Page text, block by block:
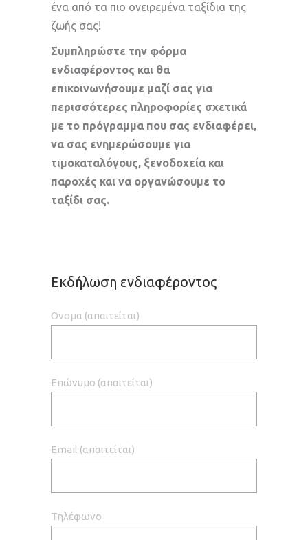
ένα από τα πιο ονειρεμένα ταξίδια της
ζωής σας!
Συμπληρώστε την φόρμα
ενδιαφέροντος και θα
επικοινωνήσουμε μαζί σας για
περισσότερες πληροφορίες σχετικά
με το πρόγραμμα που σας ενδιαφέρει,
να σας ενημερώσουμε για
τιμοκαταλόγους, ξενοδοχεία και
παροχές και να οργανώσουμε το
ταξίδι σας.
Εκδήλωση ενδιαφέροντος
Ονομα (απαιτείται)
Επώνυμο (απαιτείται)
Email (απαιτείται)
Τηλέφωνο